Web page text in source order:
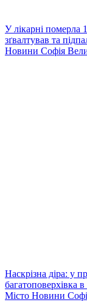
У лікарні померла
зґвалтував та
Новини Софія
Наскрізна діра: у
багатоповерхівка
Місто Новини